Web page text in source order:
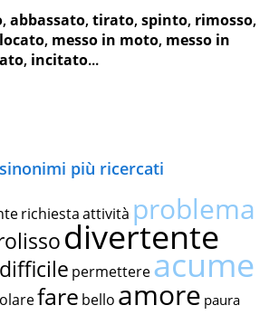
,abbassato,tirato,spinto, rimosso,
, messo in moto, messo in
, incitato...
più ricercati
richiestaattività problema
divertente
difficile permettereacume
fare bello amore paura